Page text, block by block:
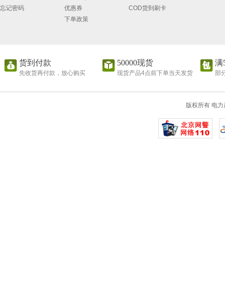
忘记密码
优惠券
下单政策
COD货到刷卡
货到付款
先收货再付款，放心购买
50000现货
现货产品4点前下单当天发货
满
部
版权所有 电